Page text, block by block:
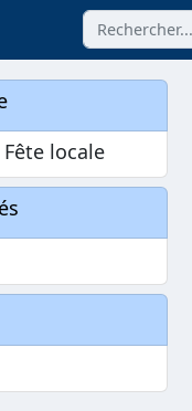
locale